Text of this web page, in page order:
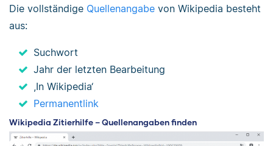
Die vollständige Quellenangabe von Wikipedia besteht
aus:
Suchwort
Jahr der letzten Bearbeitung
,In Wikipedia‘
Permanentlink
Wikipedia Zitierhilfe – Quellenangaben finden